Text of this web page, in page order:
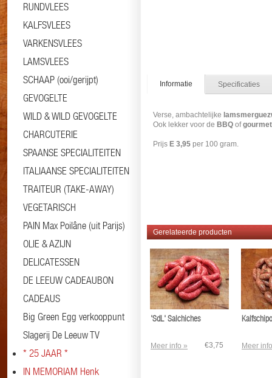
RUNDVLEES
KALFSVLEES
VARKENSVLEES
LAMSVLEES
SCHAAP (ooi/gerijpt)
GEVOGELTE
WILD & WILD GEVOGELTE
CHARCUTERIE
SPAANSE SPECIALITEITEN
ITALIAANSE SPECIALITEITEN
TRAITEUR (TAKE-AWAY)
VEGETARISCH
PAIN Max Poilâne (uit Parijs)
OLIE & AZIJN
DELICATESSEN
DE LEEUW CADEAUBON
CADEAUS
Big Green Egg verkooppunt
Slagerij De Leeuw TV
* 25 JAAR *
IN MEMORIAM Henk
Informatie Specificaties
Verse, ambachtelijke
Ook lekker voor de BBQ ofgourmet
Prijs E 3,95 per 100 gram.
Gerelateerde producten
'SdL' Salchiches
Meer info » €3,75 Meer